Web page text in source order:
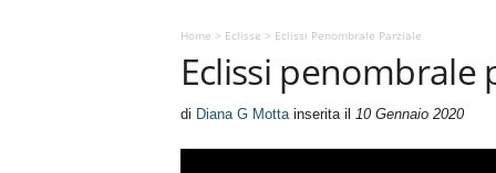
u
m
A
r
Home > Eclisse > Eclissi Penombrale Parziale
Eclissi penombrale
di Diana G Mottainserita il 10 Gennaio 2020